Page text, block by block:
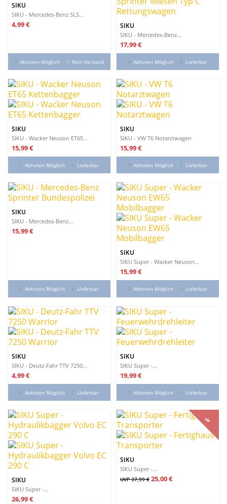
SIKU
SIKU - Mercedes-Benz SLS...
Preis
4,99 €
Abholen Möglich Kein Versand
SIKU
SIKU - Mercedes-Benz...
Preis
17,99 €
Abholen Möglich Lieferbar
SIKU
SIKU - Wacker Neuson ET65...
Preis
15,99 €
Abholen Möglich Lieferbar
SIKU
SIKU - VW T6 Notarztwagen
Preis
15,99 €
Abholen Möglich Lieferbar
SIKU
SIKU - Mercedes-Benz...
Preis
15,99 €
Abholen Möglich Lieferbar
SIKU
SIKU Super - Wacker Neuson...
Preis
15,99 €
Abholen Möglich Lieferbar
SIKU
SIKU - Deutz-Fahr TTV 7250...
Preis
4,99 €
Abholen Möglich Lieferbar
SIKU
SIKU Super -...
Preis
19,99 €
Abholen Möglich Lieferbar
SIKU
SIKU Super -...
Preis
26,99 €
SIKU
SIKU Super -...
Verkaufspreis
UVP 37,99 €
%
Preis
25,00 €
%